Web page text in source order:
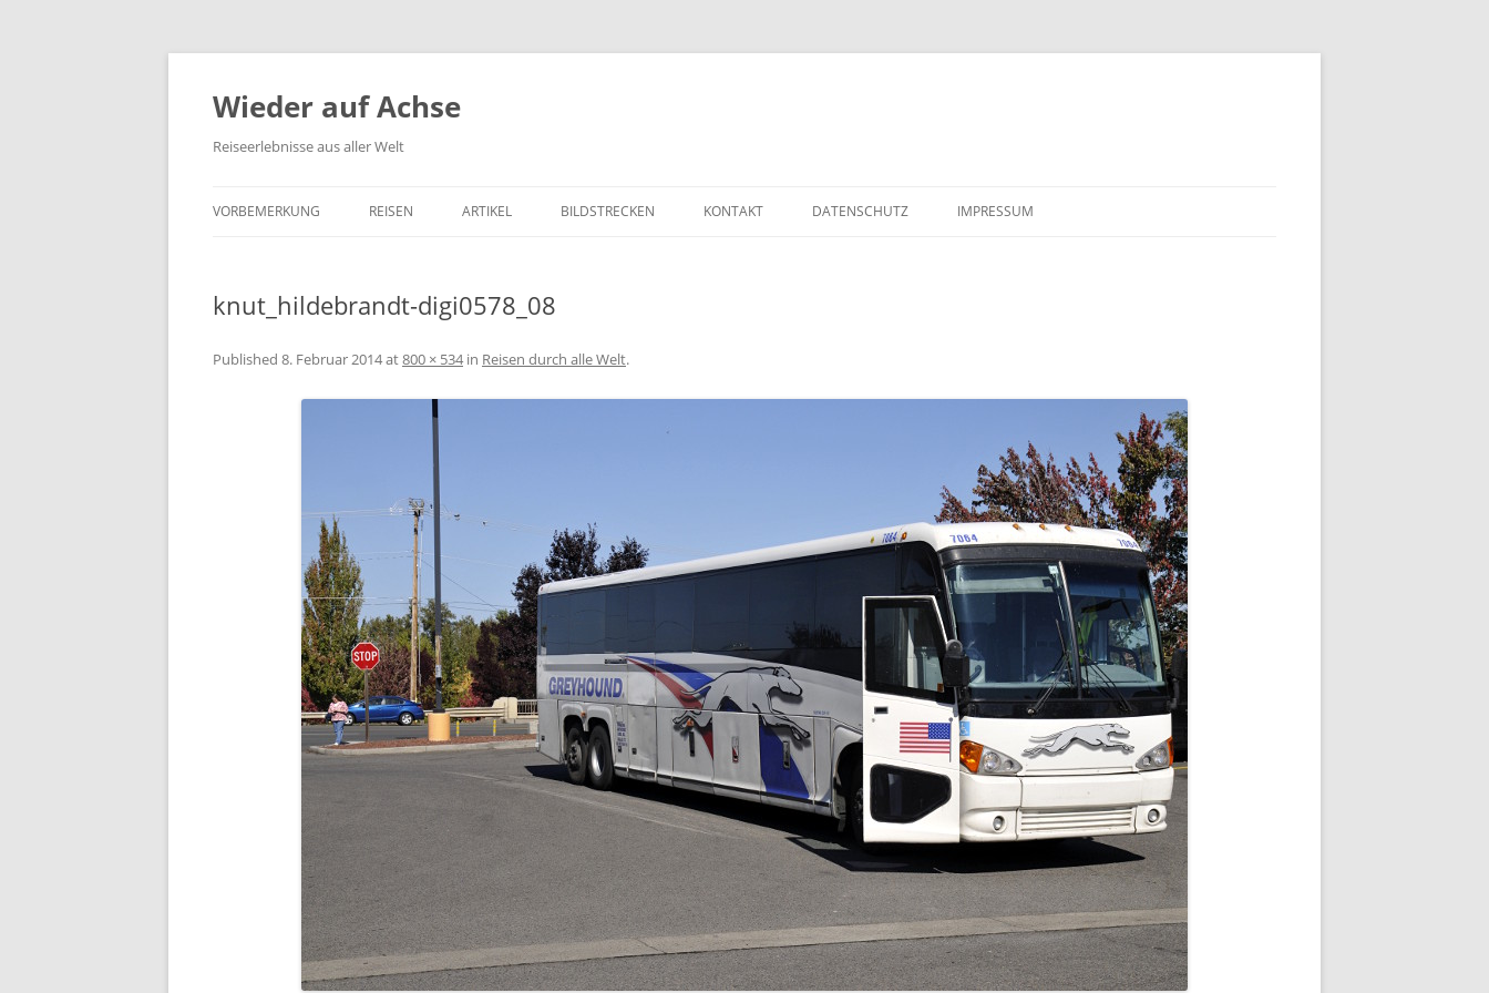
Wieder auf Achse
Reiseerlebnisse aus aller Welt
VORBEMERKUNG REISEN ARTIKEL BILDSTRECKEN KONTAKT DATENSCHUTZ IMPRESSUM
knut_hildebrandt-digi0578_08
Published 8. Februar 2014at800 × 534 in Reisen durch alle Welt.